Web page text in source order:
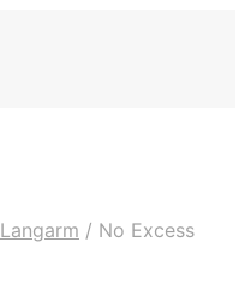
Langarm / No Excess